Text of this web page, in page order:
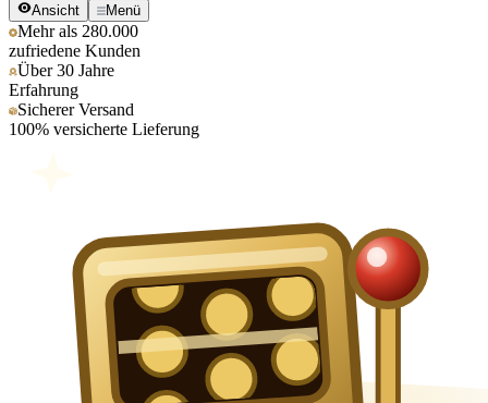
Ansicht Menü
Mehr als 280.000
zufriedene Kunden
Über 30 Jahre
Erfahrung
Sicherer Versand
100% versicherte Lieferung